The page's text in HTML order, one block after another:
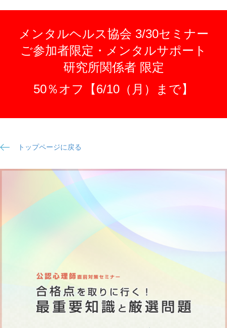
メンタルヘルス協会 3/30セミナー
ご参加者限定・メンタルサポート
研究所関係者 限定
50％オフ【6/10（月）まで】
トップページに戻る